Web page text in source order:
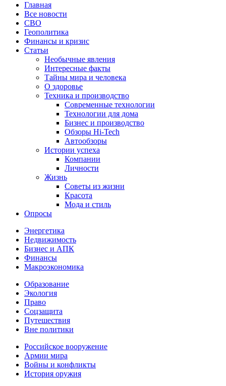
Главная
Все новости
СВО
Геополитика
Финансы и кризис
Статьи
Необычные явления
Интересные факты
Тайны мира и человека
О здоровье
Техника и производство
Современные технологии
Технологии для дома
Бизнес и производство
Обзоры Hi-Tech
Автообзоры
Истории успеха
Компании
Личности
Жизнь
Советы из жизни
Красота
Мода и стиль
Опросы
Энергетика
Недвижимость
Бизнес и АПК
Финансы
Макроэкономика
Образование
Экология
Право
Соцзащита
Путешествия
Вне политики
Российское вооружение
Армии мира
Войны и конфликты
История оружия